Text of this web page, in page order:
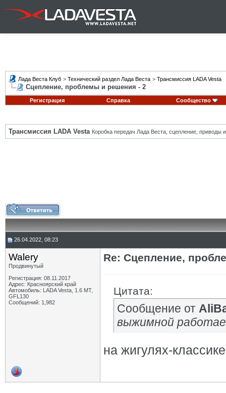
Лада Веста Клуб > Технический раздел Лада Веста > Трансмиссия LADA Vesta
Сцепление, проблемы и решения - 2
Регистрация Справка Сообщество
Трансмиссия LADA Vesta Коробка передач Лада Веста, сцепление, приводы и
26.04.2022, 08:23
Walery
Продвинутый
Регистрация: 08.11.2017
Адрес: Красноярский край
Автомобиль: LADA Vesta, 1.6 МТ,
GFL130
Сообщений: 1,982
Re: Сцепление,
Цитата:
Сообщение от
выжимной
на жигулях-